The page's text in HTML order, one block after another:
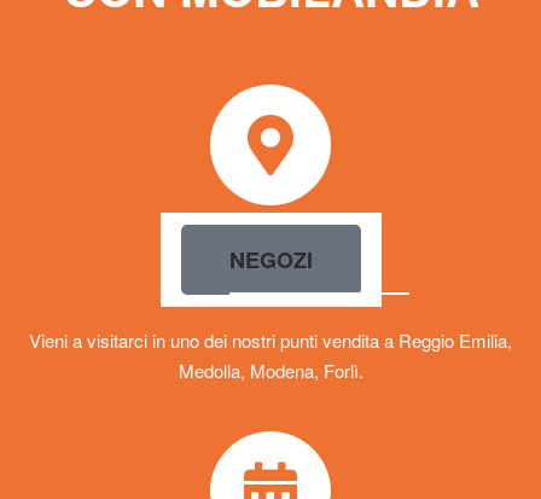
NEGOZI
Vieni a visitarci in uno dei nostri punti vendita a Reggio Emilia,
Medolla, Modena, Forlì.